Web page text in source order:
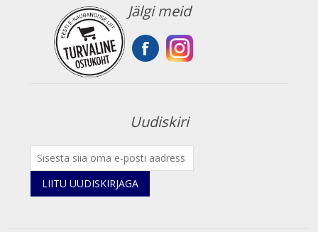
Jälgi meid
Uudiskiri
LIITU UUDISKIRJAGA